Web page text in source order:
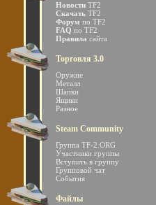
Новости TF2
Скачать TF2
Форум по TF2
FAQ по TF2
Правила сайта
Торговля 3.0
Оружие
Металл
Шапки
Ящики
Разное
Steam Community
Группа TF-2.ORG
Участники группы
Вступить в группу
Групповой чат
События
Файлы